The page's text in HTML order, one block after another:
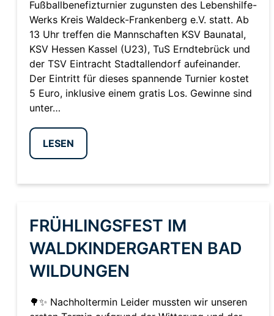
Fußballbenefizturnier zugunsten des Lebenshilfe-
Werks Kreis Waldeck-Frankenberg e.V. statt. Ab
13 Uhr treffen die Mannschaften KSV Baunatal,
KSV Hessen Kassel (U23), TuS Erndtebrück und
der TSV Eintracht Stadtallendorf aufeinander.
Der Eintritt für dieses spannende Turnier kostet
5 Euro, inklusive einem gratis Los. Gewinne sind
unter…
LESEN
FRÜHLINGSFEST IM
WALDKINDERGARTEN BAD
WILDUNGEN
🌳✨ Nachholtermin Leider mussten wir unseren